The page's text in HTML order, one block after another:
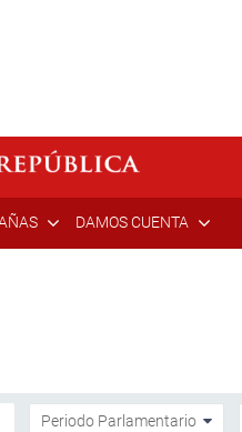
DAMOS CUENTA